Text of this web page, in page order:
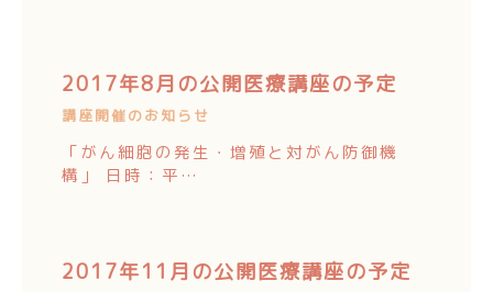
2017年8月の公開医療講座の予定
講座開催のお知らせ
「がん細胞の発生・増殖と対がん防御機
構」 日時：平…
2017年11月の公開医療講座の予定